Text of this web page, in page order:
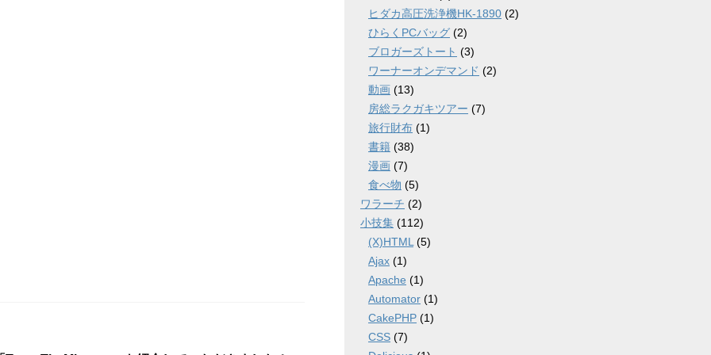
ヒダカ高圧洗浄機HK-1890 (2)
ひらくPCバッグ (2)
ブロガーズトート (3)
ワーナーオンデマンド (2)
動画 (13)
房総ラクガキツアー (7)
旅行財布 (1)
書籍 (38)
漫画 (7)
食べ物 (5)
ワラーチ (2)
小技集 (112)
(X)HTML (5)
Ajax (1)
Apache (1)
Automator (1)
CakePHP (1)
CSS (7)